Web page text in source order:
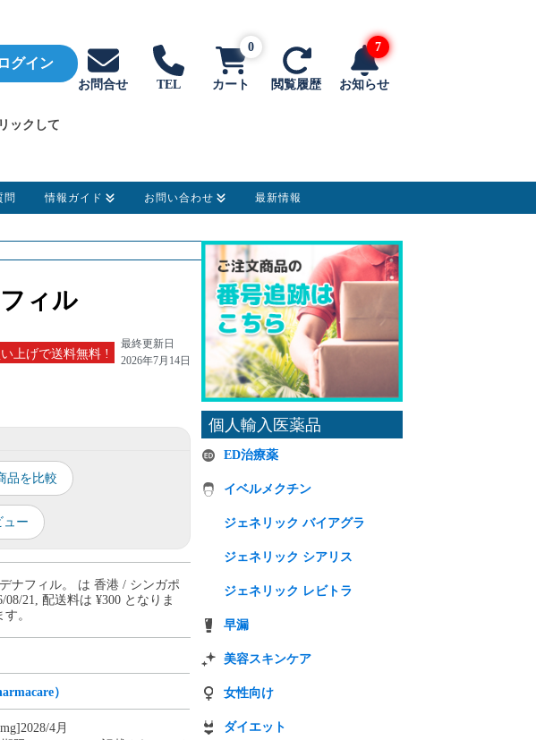
ログイン
ックして
お問合せ TEL カート
0
閲覧履歴 お知らせ
7
問 情報ガイド お問い合わせ 最新情報
ィル
上げで送料無料 !
最終更新日
2026年7月14日
品を比較
ュー
ナフィル。 は 香港 / シンガポ
21, 配送料は ¥300 となりま
。
）
4月
個人輸入医薬品
ED治療薬
イベルメクチン
ジェネリック バイアグラ
ジェネリック シアリス
ジェネリック レビトラ
早漏
美容スキンケア
女性向け
ダイエット